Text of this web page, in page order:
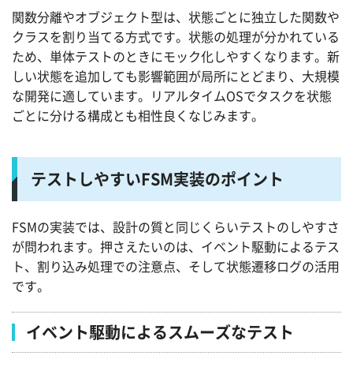
関数分離やオブジェクト型は、状態ごとに独立した関数や
クラスを割り当てる方式です。状態の処理が分かれている
ため、単体テストのときにモック化しやすくなります。新
しい状態を追加しても影響範囲が局所にとどまり、大規模
な開発に適しています。リアルタイムOSでタスクを状態
ごとに分ける構成とも相性良くなじみます。
テストしやすいFSM実装のポイント
FSMの実装では、設計の質と同じくらいテストのしやすさ
が問われます。押さえたいのは、イベント駆動によるテス
ト、割り込み処理での注意点、そして状態遷移ログの活用
です。
イベント駆動によるスムーズなテスト